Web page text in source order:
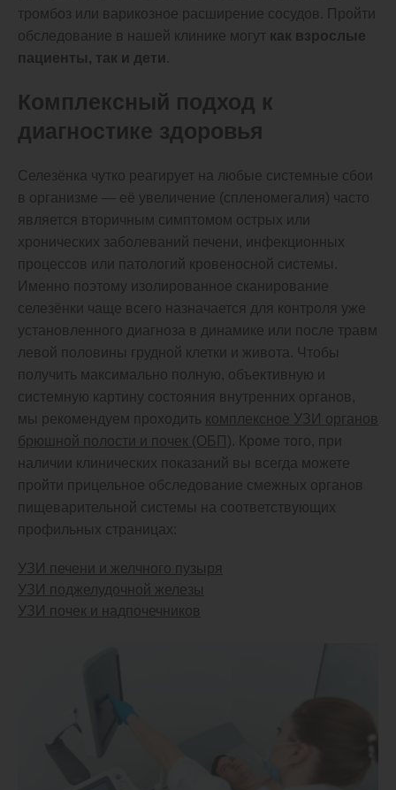
тромбоз или варикозное расширение сосудов. Пройти
обследование в нашей клинике могут как взрослые
пациенты, так и дети .
Комплексный подход к
диагностике здоровья
Селезёнка чутко реагирует на любые системные сбои
в организме — её увеличение (спленомегалия) часто
является вторичным симптомом острых или
хронических заболеваний печени, инфекционных
процессов или патологий кровеносной системы.
Именно поэтому изолированное сканирование
селезёнки чаще всего назначается для контроля уже
установленного диагноза в динамике или после травм
левой половины грудной клетки и живота. Чтобы
получить максимально полную, объективную и
системную картину состояния внутренних органов,
мы рекомендуем проходить комплексное УЗИ органов
брюшной полости и почек (ОБП). Кроме того, при
наличии клинических показаний вы всегда можете
пройти прицельное обследование смежных органов
пищеварительной системы на соответствующих
профильных страницах:
УЗИ печени и желчного пузыря
УЗИ поджелудочной железы
УЗИ почек и надпочечников